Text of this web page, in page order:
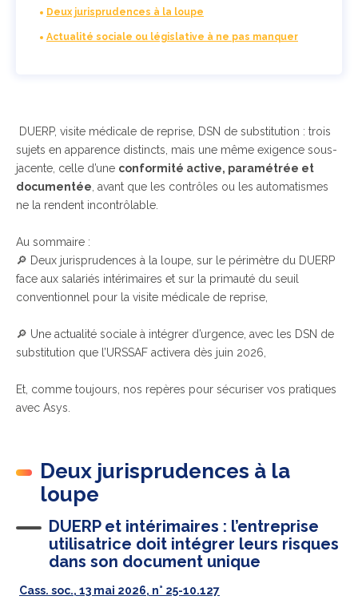
Deux jurisprudences à la loupe
Actualité sociale ou législative à ne pas manquer
DUERP, visite médicale de reprise, DSN de substitution : trois
sujets en apparence distincts, mais une même exigence sous-
jacente, celle d’une conformité active, paramétrée et
documentée , avant que les contrôles ou les automatismes
ne la rendent incontrôlable.
Au sommaire :
🔎 Deux jurisprudences à la loupe, sur le périmètre du DUERP
face aux salariés intérimaires et sur la primauté du seuil
conventionnel pour la visite médicale de reprise,
🔎 Une actualité sociale à intégrer d’urgence, avec les DSN de
substitution que l’URSSAF activera dès juin 2026,
Et, comme toujours, nos repères pour sécuriser vos pratiques
avec Asys.
Deux jurisprudences à la
loupe
DUERP et intérimaires : l’entreprise
utilisatrice doit intégrer leurs risques
dans son document unique
Cass. soc., 13 mai 2026, n° 25-10.127